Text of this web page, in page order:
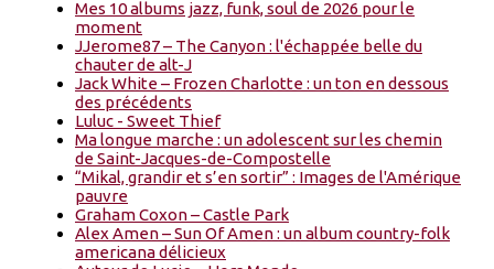
Mes 10 albums jazz, funk, soul de 2026 pour le
moment
JJerome87 – The Canyon : l'échappée belle du
chauter de alt-J
Jack White – Frozen Charlotte : un ton en dessous
des précédents
Luluc - Sweet Thief
Ma longue marche : un adolescent sur les chemin
de Saint-Jacques-de-Compostelle
“Mikal, grandir et s’en sortir” : Images de l'Amérique
pauvre
Graham Coxon – Castle Park
Alex Amen – Sun Of Amen : un album country-folk
americana délicieux